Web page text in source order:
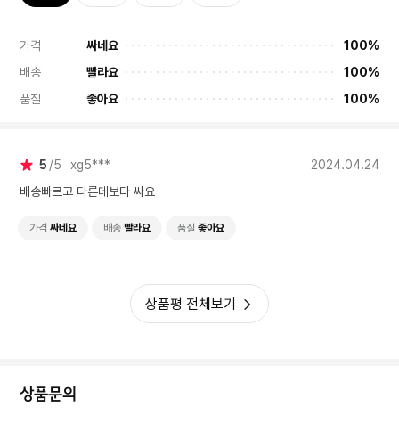
가격 싸네요
100%
배송
빨라요
100%
품질
좋아요 100%
5 5 xg5***
2024.04.24
배송빠르고 다른데보다 싸요
가격 싸네요 배송 빨라요 품질 좋아요
상품평 전체보기
상품문의